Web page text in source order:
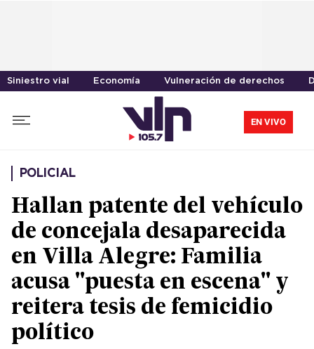
Siniestro vial Economía Vulneración de derechos
EN VIVO
POLICIAL
Hallan patente del vehículo
de concejala desaparecida
en Villa Alegre: Familia
acusa "puesta en escena" y
reitera tesis de femicidio
político